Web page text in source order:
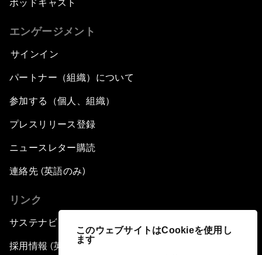
このウェブサイトはCookieを使用し
ます
ポッドキャスト
エンゲージメント
サインイン
パートナー（組織）について
参加する（個人、組織）
プレスリリース登録
ニュースレター購読
連絡先 (英語のみ)
リンク
サステナビリティへの取り組み
採用情報 (英語のみ)